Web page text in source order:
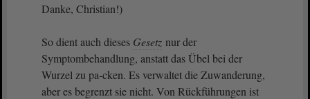
Danke, Christian!)
So dient auch dieses Gesetz nur der
Symptombehandlung, anstatt das Übel bei der
Wurzel zu pa-cken. Es verwaltet die Zuwanderung,
aber es begrenzt sie nicht. Von Rückführungen ist